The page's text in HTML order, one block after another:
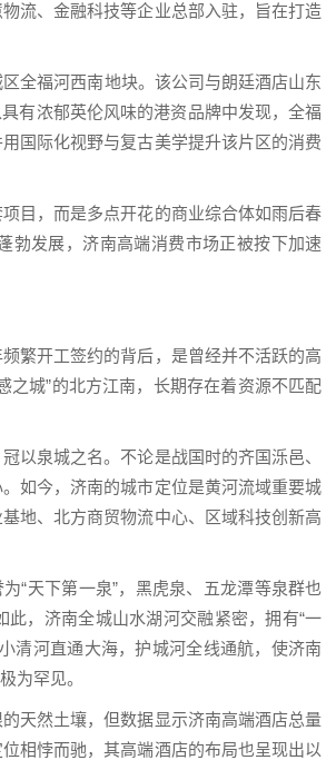
流、金融科技等企业总部入驻，旨在打造
全福河西南地块。该公司与朗廷酒店山东
有浓郁英伦风味的港资品牌中发现，全福
国际化视野与复古美学提升该片区的消费
目，而是多点开花的商业综合体如雨后春
勃发展，济南高端消费市场正被按下加速
繁开工签约的背后，是曾经并不活跃的高
之城”的北方江南，长期存在着资源不匹配
以泉城之名。不论是战国时的齐国泺邑、
如今，济南的城市定位是黄河流域重要城
地、北方商贸物流中心、区域科技创新高
“天下第一泉”，黑虎泉、五龙潭等泉群也
，济南全城山水湖河交融紧密，拥有“一
清河直通大海，护城河全线通航，使济南
为罕见。
天然土壤，但数据显示济南高端酒店总量
相悖而驰，其高端酒店的布局也呈现出以